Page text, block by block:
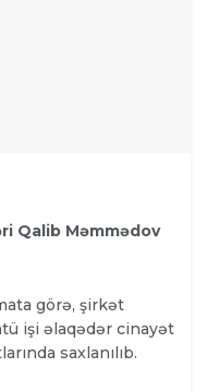
Qalib Məmmədov
görə, şirkət
işi əlaqədər cinayət
saxlanılıb.